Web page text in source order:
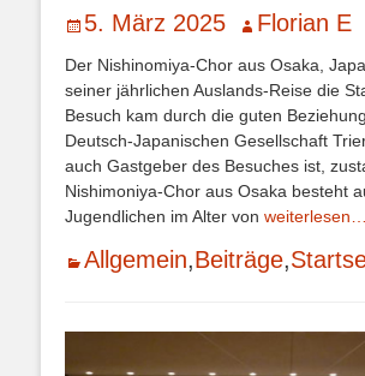
Veröffentlicht
am
5. März 2025 Autor
Florian E
Der Nishinomiya-Chor aus Osaka,
seiner jährlichen Auslands-Reise die
Besuch kam durch die guten
Deutsch-Japanischen Gesellschaft
auch Gastgeber des Besuches ist,
Nishimoniya-Chor aus Osaka besteht
Jugendlichen im Alter von weiterlesen…
Kategorien
Allgemein,Beiträge,